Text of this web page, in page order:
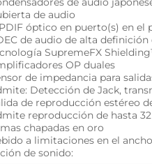
de audio
óptico en puerto(s) en el
de audio de alta definición
SupremeFX
OP duales
de impedancia para
Detección de Jack,
de reproducción estéreo
reproducción de hasta
chapadas en oro
a limitaciones en el
de sonido: